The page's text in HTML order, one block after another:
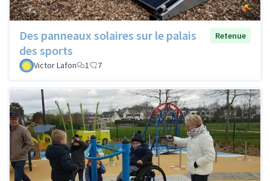
Des panneaux solaires sur le palais
des sports
Retenue
Victor Lafon 1 7